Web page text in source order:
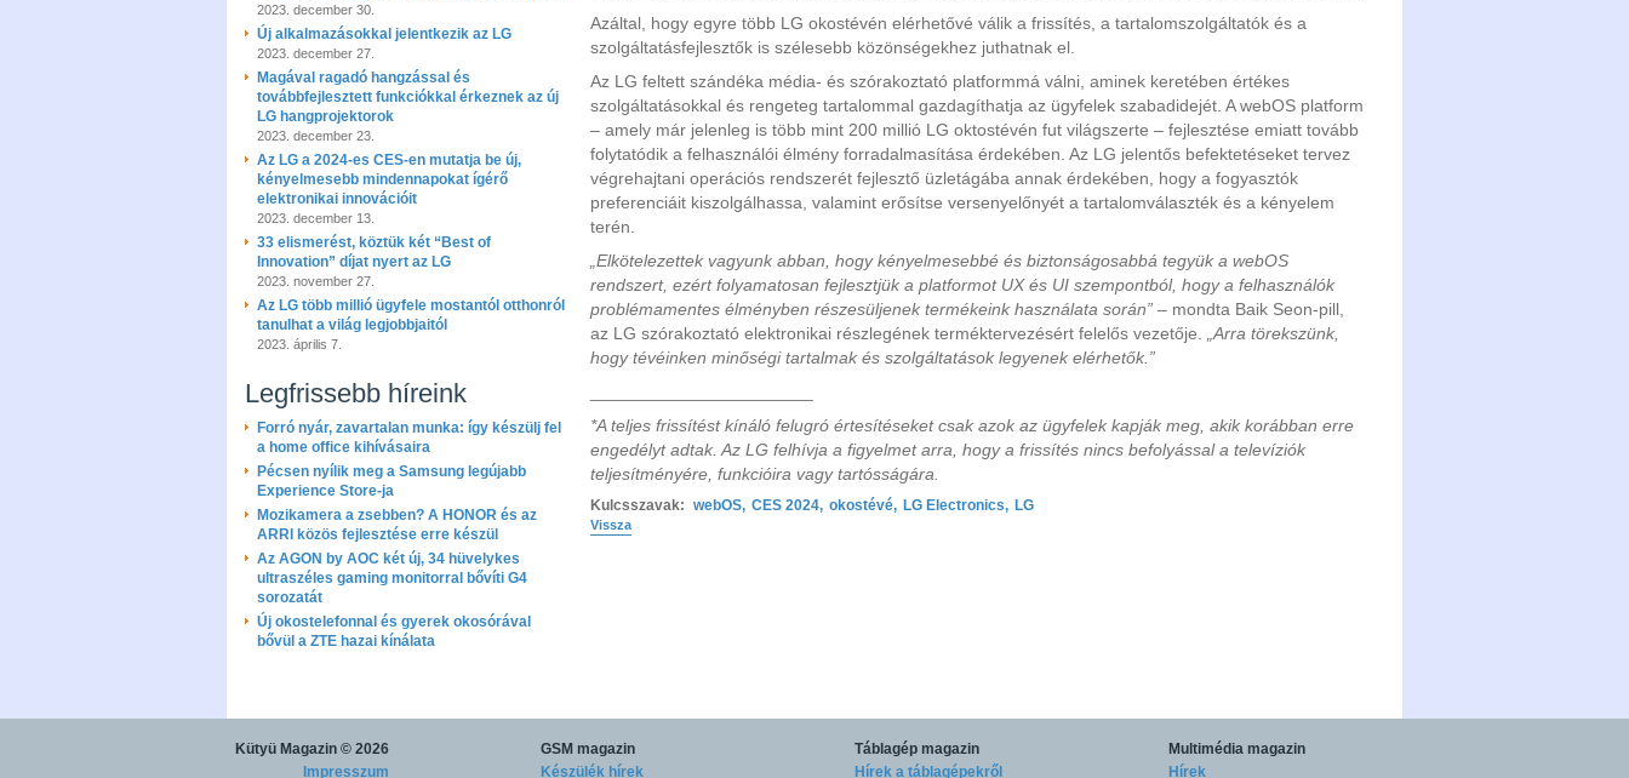
2023. december 30.
Új alkalmazásokkal jelentkezik az LG
2023. december 27.
Magával ragadó hangzással és
továbbfejlesztett funkciókkal érkeznek az új
LG hangprojektorok
2023. december 23.
Az LG a 2024-es CES-en mutatja be új,
kényelmesebb mindennapokat ígérő
elektronikai innovációit
2023. december 13.
33 elismerést, köztük két “Best of
Innovation” díjat nyert az LG
2023. november 27.
Az LG több millió ügyfele mostantól otthonról
tanulhat a világ legjobbjaitól
2023. április 7.
Legfrissebb híreink
Forró nyár, zavartalan munka: így készülj fel
a home office kihívásaira
Pécsen nyílik meg a Samsung legújabb
Experience Store-ja
Mozikamera a zsebben? A HONOR és az
ARRI közös fejlesztése erre készül
Az AGON by AOC két új, 34 hüvelykes
ultraszéles gaming monitorral bővíti G4
sorozatát
Új okostelefonnal és gyerek okosórával
bővül a ZTE hazai kínálata
Azáltal, hogy egyre több LG okostévén elérhetővé válik a frissítés, a tartalomszolgáltatók és a
szolgáltatásfejlesztők is szélesebb közönségekhez juthatnak el.
Az LG feltett szándéka média- és szórakoztató platformmá válni, aminek keretében értékes
szolgáltatásokkal és rengeteg tartalommal gazdagíthatja az ügyfelek szabadidejét. A webOS platform
– amely már jelenleg is több mint 200 millió LG oktostévén fut világszerte – fejlesztése emiatt tovább
folytatódik a felhasználói élmény forradalmasítása érdekében. Az LG jelentős befektetéseket tervez
végrehajtani operációs rendszerét fejlesztő üzletágába annak érdekében, hogy a fogyasztók
preferenciáit kiszolgálhassa, valamint erősítse versenyelőnyét a tartalomválaszték és a kényelem
terén.
„Elkötelezettek vagyunk abban, hogy kényelmesebbé és biztonságosabbá tegyük a webOS
rendszert, ezért folyamatosan fejlesztjük a platformot UX és UI szempontból, hogy a felhasználók
problémamentes élményben részesüljenek termékeink használata során” – mondta Baik Seon-pill,
az LG szórakoztató elektronikai részlegének terméktervezésért felelős vezetője.
„Arra törekszünk,
hogy tévéinken minőségi tartalmak és szolgáltatások legyenek elérhetők.”
*A teljes frissítést kínáló felugró értesítéseket csak azok az ügyfelek kapják meg, akik korábban erre
engedélyt adtak. Az LG felhívja a figyelmet arra, hogy a frissítés nincs befolyással a televíziók
teljesítményére, funkcióira vagy tartósságára.
Kulcsszavak: webOS, CES 2024, okostévé, LG Electronics, LG
Vissza
Kütyü Magazin © 2026
Impresszum
GSM magazin
Készülék hírek
Táblagép magazin
Hírek a táblagépekről
Multimédia magazin
Hírek